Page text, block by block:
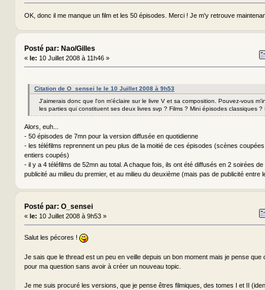
OK, donc il me manque un film et les 50 épisodes. Merci ! Je m'y retrouve
Posté par: Nao/Gilles
« le: 10 Juillet 2008 à 11h46 »
Citation de O_sensei le le 10 Juillet 2008 à 9h53
J'aimerais donc que l'on m'éclaire sur le livre V et sa composition. Pouvez-vous
les parties qui constituent ses deux livres svp ? Films ? Mini épisodes classiques ?
Alors, euh...
- 50 épisodes de 7mn pour la version diffusée en quotidienne
- les téléfilms reprennent un peu plus de la moitié de ces épisodes (scènes
entiers coupés)
- il y a 4 téléfilms de 52mn au total. A chaque fois, ils ont été diffusés en 2 soirées
publicité au milieu du premier, et au milieu du deuxième (mais pas de publicité entre
Posté par: O_sensei
« le: 10 Juillet 2008 à 9h53 »
Salut les pécores !
Je sais que le thread est un peu en veille depuis un bon moment mais je pense que
pour ma question sans avoir à créer un nouveau topic.
Je me suis procuré les versions, que je pense êtres filmiques, des tomes I et II